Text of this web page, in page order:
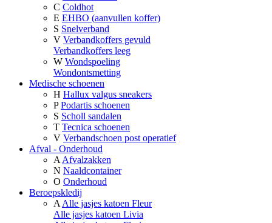
C Coldhot
E EHBO (aanvullen koffer)
S Snelverband
V Verbandkoffers gevuld
Verbandkoffers leeg
W Wondspoeling
Wondontsmetting
Medische schoenen
H Hallux valgus sneakers
P Podartis schoenen
S Scholl sandalen
T Tecnica schoenen
V Verbandschoen post operatief
Afval - Onderhoud
A Afvalzakken
N Naaldcontainer
O Onderhoud
Beroepskledij
A Alle jasjes katoen Fleur
Alle jasjes katoen Livia